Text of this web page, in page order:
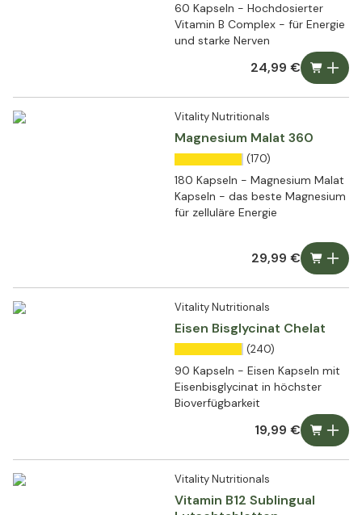
60 Kapseln - Hochdosierter
Vitamin B Complex - für Energie
und starke Nerven
24,99 €
Vitality Nutritionals
Magnesium Malat 360
(170)
180 Kapseln - Magnesium Malat
Kapseln - das beste Magnesium
für zelluläre Energie
29,99 €
Vitality Nutritionals
Eisen Bisglycinat Chelat
(240)
90 Kapseln - Eisen Kapseln mit
Eisenbisglycinat in höchster
Bioverfügbarkeit
19,99 €
Vitality Nutritionals
Vitamin B12 Sublingual